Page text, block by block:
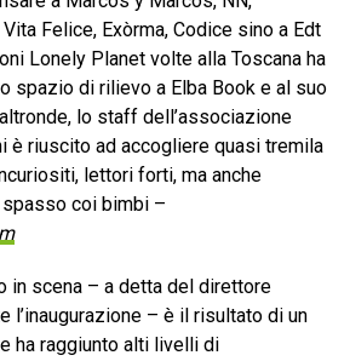
Vita Felice, Exòrma, Codice sino a Edt
Lonely Planet volte alla Toscana ha
spazio di rilievo a Elba Book e al suo
lo staff dell’associazione
è riuscito ad accogliere quasi tremila
lettori forti, ma anche
coi bimbi –
in scena – a detta del direttore
l’inaugurazione – è il risultato di un
ha raggiunto alti livelli di